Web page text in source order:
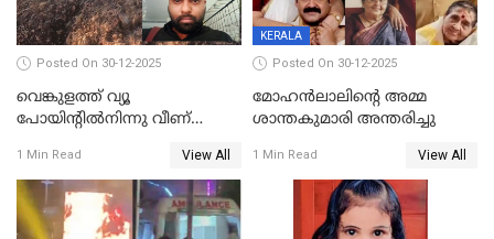
Posted On 30-12-2025
വെങ്കുളത്ത് വ്യൂ
പോയിന്റിൽനിന്നു വീണ്
1 Min Read View All
KERALA
Posted On 30-12-2025
മോഹന്‍ലാലിന്‍റെ അമ്മ
ശാന്തകുമാരി അന്തരിച്ചു
1 Min Read View All